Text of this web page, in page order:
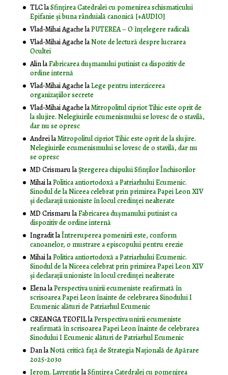
TLClaSfințirea Catedralei cu pomenirea schismaticului
Epifanie și buna rânduială canonică [+AUDIO]
Vlad-Mihai AgachelaPUTEREA – O înţelegere radicală
Vlad-Mihai AgachelaNote de lectură despre lucrarea
Ocultei
AlinlaFabricarea dușmanului putinist ca dispozitiv de
ordine internă
Vlad-Mihai AgachelaLege pentru interzicerea
organizaţiilor secrete
Vlad-Mihai AgachelaMitropolitul cipriot Tihic este oprit de
la slujire. Nelegiuirile ecumenismului se lovesc de o stavilă,
dar nu se opresc
AndreilaMitropolitul cipriot Tihic este oprit de la slujire.
Nelegiuirile ecumenismului se lovesc de o stavilă, dar nu
se opresc
MD CrismarulaŞtergerea chipului Sfinţilor Închisorilor
MihailaPolitica antiortodoxă a Patriarhului Ecumenic.
Sinodul de la Niceea celebrat prin primirea Papei Leon XIV
și declarații unioniste în locul credinței nealterate
MD CrismarulaFabricarea dușmanului putinist ca
dispozitiv de ordine internă
IngraditlaÎntreruperea pomenirii este, conform
canoanelor, o mustrare a episcopului pentru erezie
MihailaPolitica antiortodoxă a Patriarhului Ecumenic.
Sinodul de la Niceea celebrat prin primirea Papei Leon XIV
și declarații unioniste în locul credinței nealterate
ElenalaPerspectiva unirii ecumeniste reafirmată în
scrisoarea Papei Leon înainte de celebrarea Sinodului I
Ecumenic alături de Patriarhul Ecumenic
CREANGA TEOFILlaPerspectiva unirii ecumeniste
reafirmată în scrisoarea Papei Leon înainte de celebrarea
Sinodului I Ecumenic alături de Patriarhul Ecumenic
DanlaNotă critică faţă de Strategia Naţională de Apărare
2025-2030
Ierom. LavrentielaSfințirea Catedralei cu pomenirea